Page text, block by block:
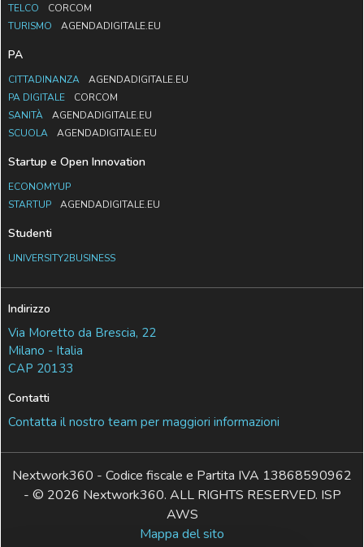
TELCO
CORCOM
TURISMO
AGENDADIGITALE.EU
PA
CITTADINANZA
AGENDADIGITALE.EU
PA DIGITALE
CORCOM
SANITÀ
AGENDADIGITALE.EU
SCUOLA
AGENDADIGITALE.EU
Startup e Open Innovation
ECONOMYUP
STARTUP
AGENDADIGITALE.EU
Studenti
UNIVERSITY2BUSINESS
Indirizzo
Via Moretto da Brescia, 22
Milano - Italia
CAP 20133
Contatti
Contatta il nostro team per maggiori informazioni
Nextwork360 - Codice fiscale e Partita IVA 13868590962
- © 2026 Nextwork360. ALL RIGHTS RESERVED. ISP
AWS
Mappa del sito